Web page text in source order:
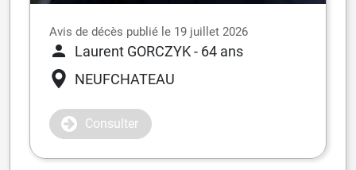
Avis de décès publié le 19 juillet 2026
Laurent GORCZYK- 64 ans
NEUFCHATEAU
Consulter